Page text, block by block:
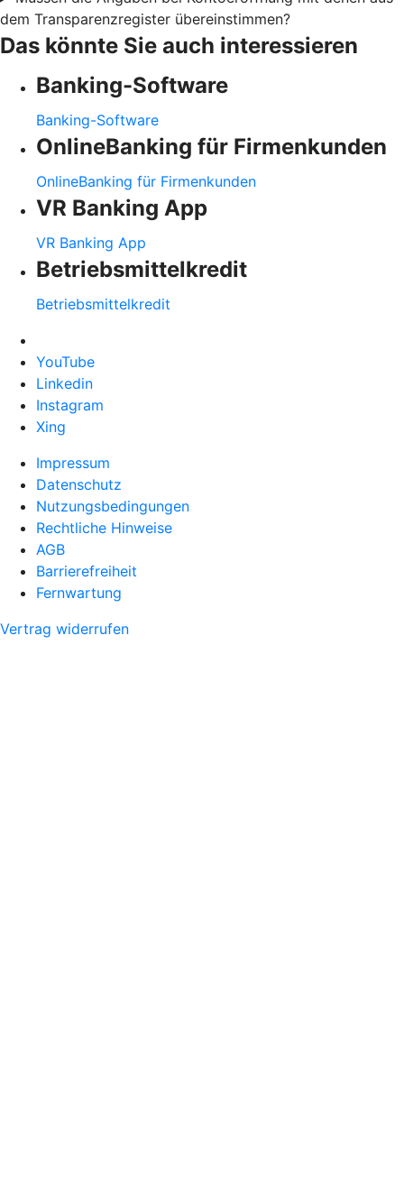
dem Transparenzregister übereinstimmen?
Das könnte Sie auch interessieren
Banking-Software
Banking-Software
OnlineBanking für Firmenkunden
OnlineBanking für Firmenkunden
VR Banking App
VR Banking App
Betriebsmittelkredit
Betriebsmittelkredit
YouTube
Linkedin
Instagram
Xing
Impressum
Datenschutz
Nutzungsbedingungen
Rechtliche Hinweise
AGB
Barrierefreiheit
Fernwartung
Vertrag widerrufen